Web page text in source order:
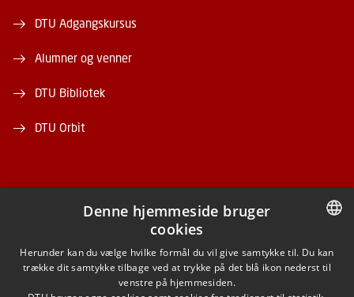
DTU Adgangskursus
Alumner og venner
DTU Bibliotek
DTU Orbit
FACEBOOK
INSTAGRAM
DANISH
Denne hjemmeside bruger
cookies
Herunder kan du vælge hvilke formål du vil give samtykke til. Du kan
trække dit samtykke tilbage ved at trykke på det blå ikon nederst til
venstre på hjemmesiden.